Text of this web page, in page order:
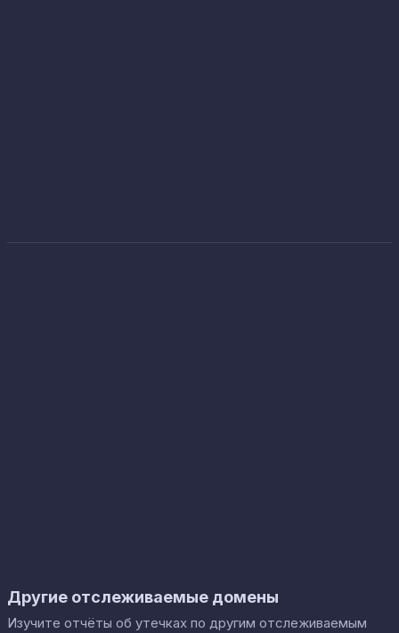
Другие отслеживаемые домены
Изучите отчёты об утечках по другим отслеживаемым